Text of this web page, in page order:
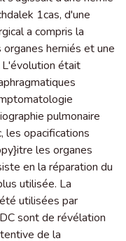
1cas, d'une
a compris la
herniés et une
L'évolution était
pulmonaire
les opacifications
les organes
en la réparation du
utilisée. La
utilisées par
sont de révélation
de la